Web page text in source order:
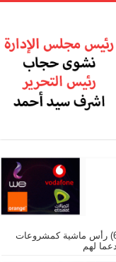
أورمان المنوفية تسلم (600) رأس ماشية كمشروعات
لهم